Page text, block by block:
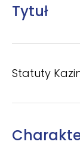
Tytuł
Statuty